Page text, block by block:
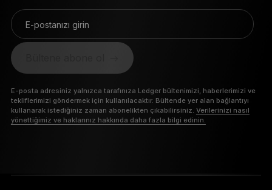
E-postanızı girin
E-posta adresiniz yalnızca tarafınıza Ledger bültenimizi, haberlerimizi ve
tekliflerimizi göndermek için kullanılacaktır. Bültende yer alan bağlantıyı
kullanarak istediğiniz zaman abonelikten çıkabilirsiniz. Verilerinizi nasıl
yönettiğimiz ve haklarınız hakkında daha fazla bilgi edinin.